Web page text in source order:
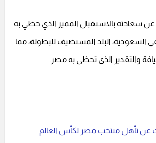
سعادته بالاستقبال المميز الذي حظي به
السعودية، البلد المستضيف للبطولة، مما
والتقدير الذي تحظى به مصر.
عن تأهل منتخب مصر لكأس العالم